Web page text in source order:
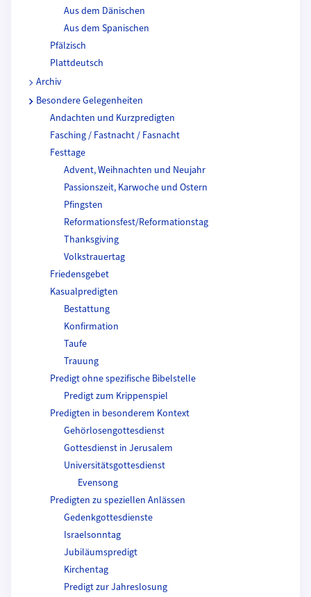
Aus dem Dänischen
Aus dem Spanischen
Pfälzisch
Plattdeutsch
Archiv
Besondere Gelegenheiten
Andachten und Kurzpredigten
Fasching / Fastnacht / Fasnacht
Festtage
Advent, Weihnachten und Neujahr
Passionszeit, Karwoche und Ostern
Pfingsten
Reformationsfest/Reformationstag
Thanksgiving
Volkstrauertag
Friedensgebet
Kasualpredigten
Bestattung
Konfirmation
Taufe
Trauung
Predigt ohne spezifische Bibelstelle
Predigt zum Krippenspiel
Predigten in besonderem Kontext
Gehörlosengottesdienst
Gottesdienst in Jerusalem
Universitätsgottesdienst
Evensong
Predigten zu speziellen Anlässen
Gedenkgottesdienste
Israelsonntag
Jubiläumspredigt
Kirchentag
Predigt zur Jahreslosung